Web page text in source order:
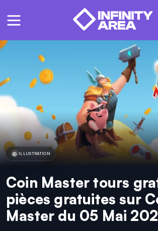
ILLUSTRATION
Coin Master tours
pièces gratuites sur
Master du 05 Mai